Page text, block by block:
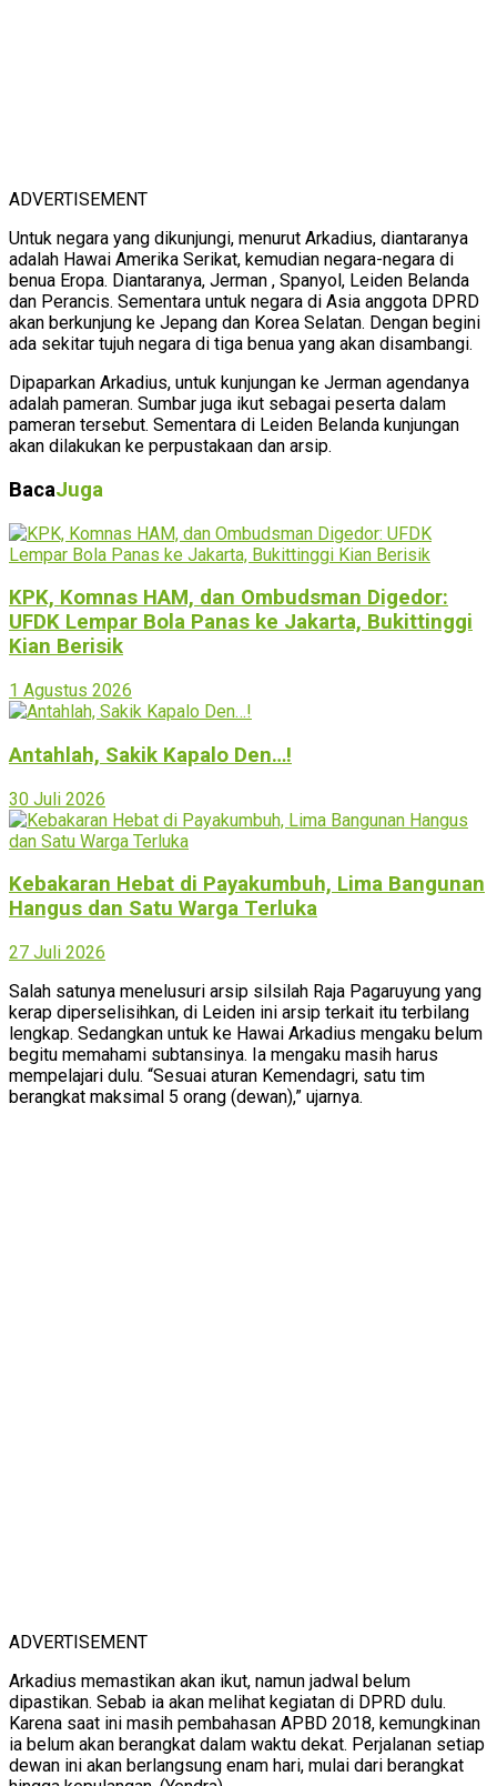
ADVERTISEMENT
Untuk negara yang dikunjungi, menurut Arkadius, diantaranya
adalah Hawai Amerika Serikat, kemudian negara-negara di
benua Eropa. Diantaranya, Jerman , Spanyol, Leiden Belanda
dan Perancis. Sementara untuk negara di Asia anggota DPRD
akan berkunjung ke Jepang dan Korea Selatan. Dengan begini
ada sekitar tujuh negara di tiga benua yang akan disambangi.
Dipaparkan Arkadius, untuk kunjungan ke Jerman agendanya
adalah pameran. Sumbar juga ikut sebagai peserta dalam
pameran tersebut. Sementara di Leiden Belanda kunjungan
akan dilakukan ke perpustakaan dan arsip.
BacaJuga
KPK, Komnas HAM, dan Ombudsman Digedor:
UFDK Lempar Bola Panas ke Jakarta, Bukittinggi
Kian Berisik
1 Agustus 2026
Antahlah, Sakik Kapalo Den…!
30 Juli 2026
Kebakaran Hebat di Payakumbuh, Lima Bangunan
Hangus dan Satu Warga Terluka
27 Juli 2026
Salah satunya menelusuri arsip silsilah Raja Pagaruyung yang
kerap diperselisihkan, di Leiden ini arsip terkait itu terbilang
lengkap. Sedangkan untuk ke Hawai Arkadius mengaku belum
begitu memahami subtansinya. Ia mengaku masih harus
mempelajari dulu. “Sesuai aturan Kemendagri, satu tim
berangkat maksimal 5 orang (dewan),” ujarnya.
ADVERTISEMENT
Arkadius memastikan akan ikut, namun jadwal belum
dipastikan. Sebab ia akan melihat kegiatan di DPRD dulu.
Karena saat ini masih pembahasan APBD 2018, kemungkinan
ia belum akan berangkat dalam waktu dekat. Perjalanan setiap
dewan ini akan berlangsung enam hari, mulai dari berangkat